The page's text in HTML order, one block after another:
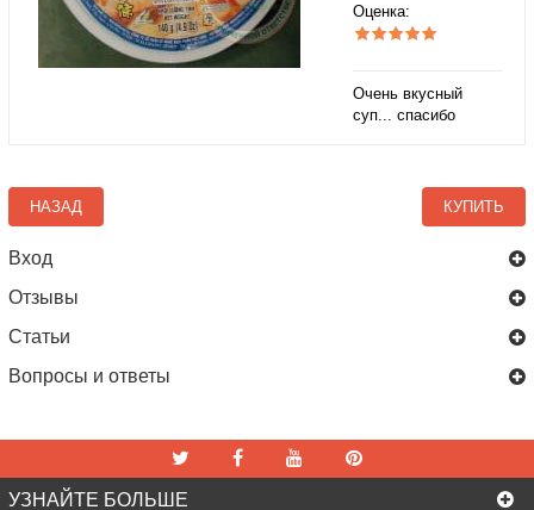
Оценка:
Очень вкусный
суп... спасибо
КУПИТЬ
НАЗАД
Вход
Отзывы
Статьи
Вопросы и ответы
УЗНАЙТЕ БОЛЬШЕ